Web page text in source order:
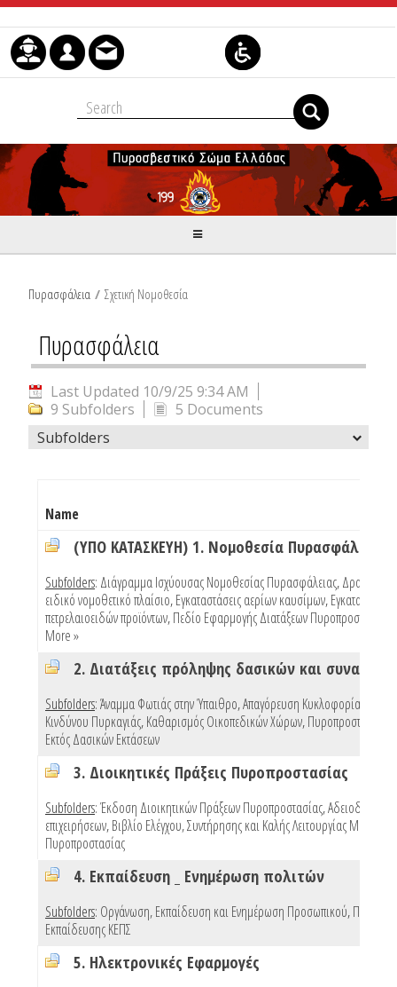
Skip to Content
Πυρασφάλεια / Σχετική Νομοθεσία
Πυρασφάλεια
Last Updated 10/9/25 9:34 AM
9 Subfolders
5 Documents
Subfolders
Name
(ΥΠΟ ΚΑΤΑΣΚΕΥΗ) 1. Νομοθεσία Πυρασφάλειας
Subfolders: Διάγραμμα Ισχύουσας Νομοθεσίας Πυρασφάλειας,
ειδικό νομοθετικό πλαίσιο,Εγκαταστάσεις αερίων καυσίμων,Εγκαταστάσεις
πετρελαιοειδών προϊόντων,Πεδίο Εφαρμογής Διατάξεων Πυροπροστασίας
More »
Subfolders:Άναμμα Φωτιάς στην Ύπαιθρο,Απαγόρευση Κυκλοφορίας Λόγω
Κινδύνου Πυρκαγιάς,Καθαρισμός Οικοπεδικών Χώρων,Πυροπροστασία
Εκτός Δασικών Εκτάσεων
3. Διοικητικές Πράξεις Πυροπροστασίας
Subfolders:Έκδοση Διοικητικών Πράξεων Πυροπροστασίας,Αδειοδότηση
επιχειρήσεων,Βιβλίο Ελέγχου, Συντήρησης και Καλής Λειτουργίας Μέσων
Πυροπροστασίας
4. Εκπαίδευση _ Ενημέρωση πολιτών
Subfolders: Οργάνωση, Εκπαίδευση και Ενημέρωση Προσωπικού,
Εκπαίδευσης ΚΕΠΣ
5. Ηλεκτρονικές Εφαρμογές